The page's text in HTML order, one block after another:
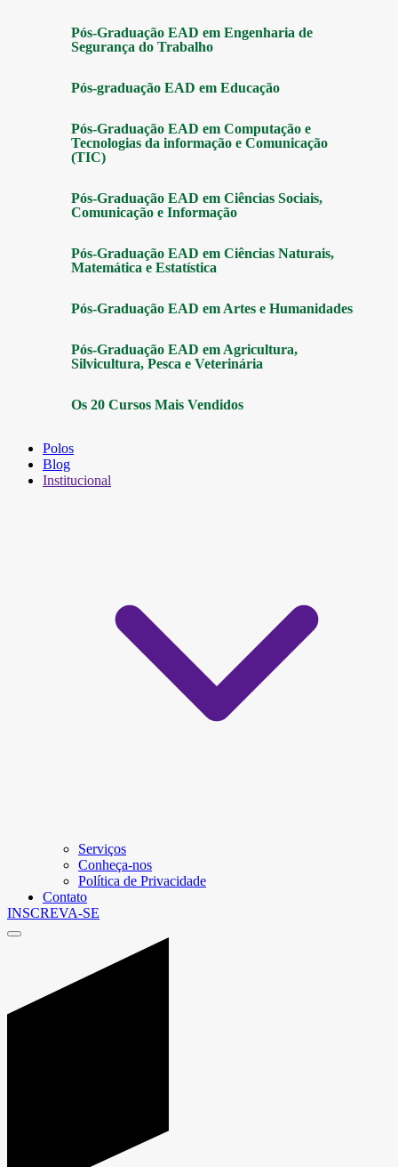
Pós-Graduação EAD em Engenharia de
Segurança do Trabalho
Pós-graduação EAD em Educação
Pós-Graduação EAD em Computação e
Tecnologias da informação e Comunicação
(TIC)
Pós-Graduação EAD em Ciências Sociais,
Comunicação e Informação
Pós-Graduação EAD em Ciências Naturais,
Matemática e Estatística
Pós-Graduação EAD em Artes e Humanidades
Pós-Graduação EAD em Agricultura,
Silvicultura, Pesca e Veterinária
Os 20 Cursos Mais Vendidos
Polos
Blog
Institucional
Serviços
Conheça-nos
Política de Privacidade
Contato
INSCREVA-SE